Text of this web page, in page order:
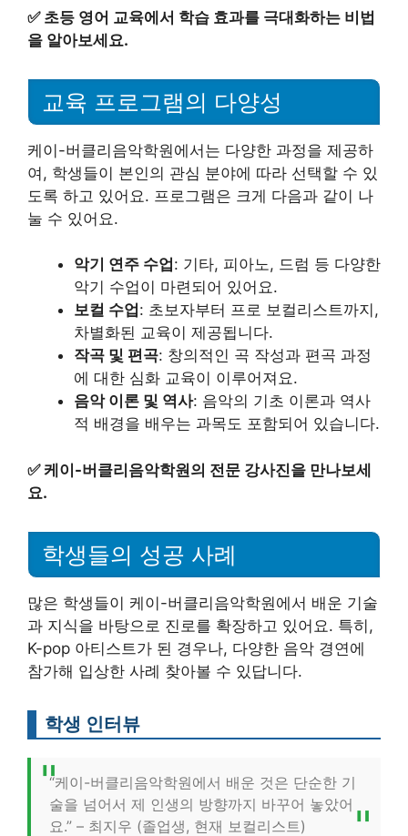
✅ 초등 영어 교육에서 학습 효과를 극대화하는 비법
을 알아보세요.
교육 프로그램의 다양성
케이-버클리음악학원에서는 다양한 과정을 제공하
여, 학생들이 본인의 관심 분야에 따라 선택할 수 있
도록 하고 있어요. 프로그램은 크게 다음과 같이 나
눌 수 있어요.
악기 연주 수업 : 기타, 피아노, 드럼 등 다양한
악기 수업이 마련되어 있어요.
보컬 수업 : 초보자부터 프로 보컬리스트까지,
차별화된 교육이 제공됩니다.
작곡 및 편곡: 창의적인 곡 작성과 편곡 과정
에 대한 심화 교육이 이루어져요.
음악 이론 및 역사: 음악의 기초 이론과 역사
적 배경을 배우는 과목도 포함되어 있습니다.
✅케이-버클리음악학원의 전문 강사진을 만나보세
요.
학생들의 성공 사례
많은 학생들이 케이-버클리음악학원에서 배운 기술
과 지식을 바탕으로 진로를 확장하고 있어요. 특히,
K-pop 아티스트가 된 경우나, 다양한 음악 경연에
참가해 입상한 사례 찾아볼 수 있답니다.
학생 인터뷰
“케이-버클리음악학원에서 배운 것은 단순한 기
술을 넘어서 제 인생의 방향까지 바꾸어 놓았어
요.” – 최지우 (졸업생, 현재 보컬리스트)